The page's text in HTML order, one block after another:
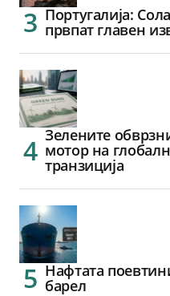
Португалија:
првпат главен
Зелените
мотор на
транзиција
Нафтата
барел